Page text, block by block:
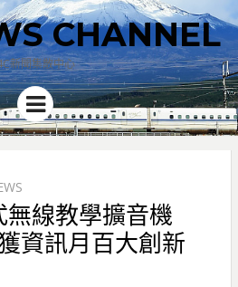
CHANNEL
新聞集散中心
Menu
無線教學擴音機
資訊月百大創新